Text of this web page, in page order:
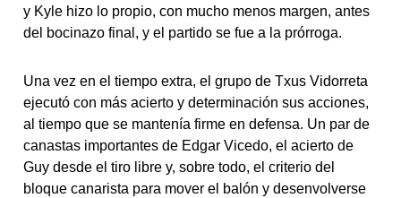
y Kyle hizo lo propio, con mucho menos margen, antes
del bocinazo final, y el partido se fue a la prórroga.
Una vez en el tiempo extra, el grupo de Txus Vidorreta
ejecutó con más acierto y determinación sus acciones,
al tiempo que se mantenía firme en defensa. Un par de
canastas importantes de Edgar Vicedo, el acierto de
Guy desde el tiro libre y, sobre todo, el criterio del
bloque canarista para mover el balón y desenvolverse